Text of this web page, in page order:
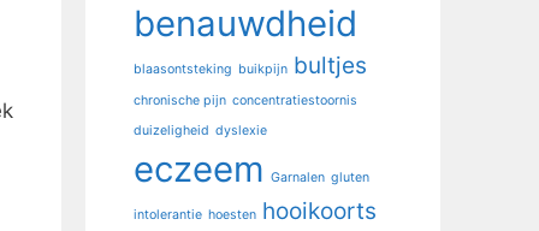
benauwdheid
blaasontsteking buikpijn bultjes
chronische pijn concentratiestoornis
duizeligheid dyslexie
eczeem Garnalen gluten
intolerantie hoesten hooikoorts